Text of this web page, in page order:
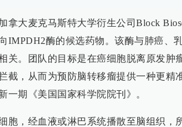
拿大麦克马斯特大学衍生公司Block
IMPDH2酶的候选药物。该酶与肺癌、
关。团队的目标是在癌细胞脱离原发肿
截，从而为预防脑转移瘤提供一种更精
一期《美国国家科学院院刊》。
胞，经血液或淋巴系统播散至脑组织，